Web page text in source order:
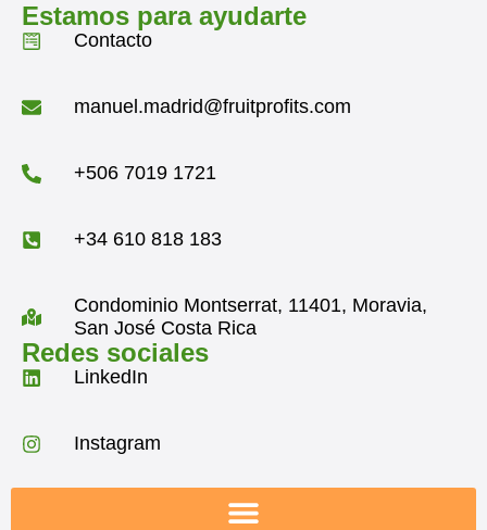
Estamos para ayudarte
Contacto
manuel.madrid@fruitprofits.com
+506 7019 1721
+34 610 818 183
Condominio Montserrat, 11401, Moravia,
San José Costa Rica
Redes sociales
LinkedIn
Instagram